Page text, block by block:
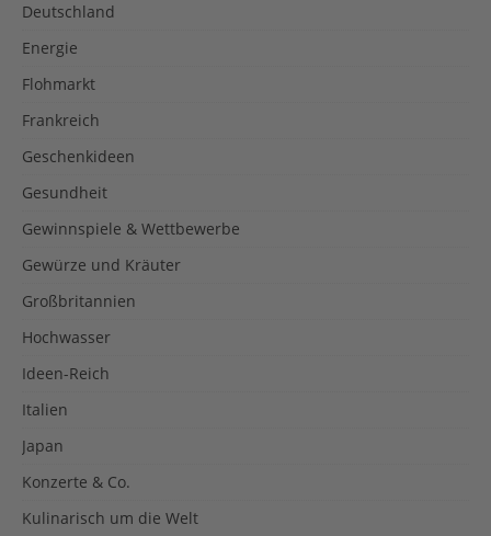
Deutschland
Energie
Flohmarkt
Frankreich
Geschenkideen
Gesundheit
Gewinnspiele & Wettbewerbe
Gewürze und Kräuter
Großbritannien
Hochwasser
Ideen-Reich
Italien
Japan
Konzerte & Co.
Kulinarisch um die Welt